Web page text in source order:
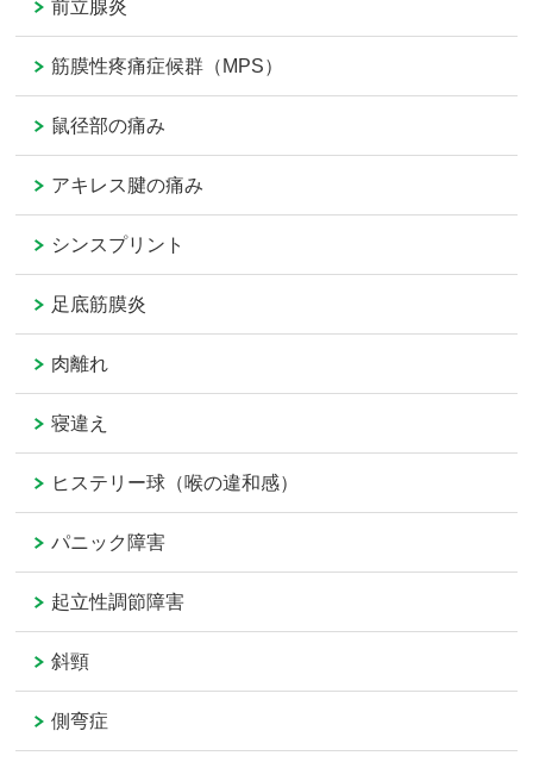
前立腺炎
筋膜性疼痛症候群（MPS）
鼠径部の痛み
アキレス腱の痛み
シンスプリント
足底筋膜炎
肉離れ
寝違え
ヒステリー球（喉の違和感）
パニック障害
起立性調節障害
斜頸
側弯症